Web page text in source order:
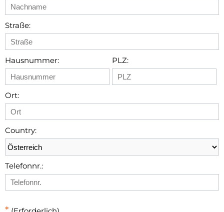
Straße:
Hausnummer: PLZ:
Ort:
Country:
Telefonnr.: